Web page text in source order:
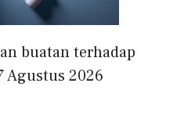
buatan terhadap
2026